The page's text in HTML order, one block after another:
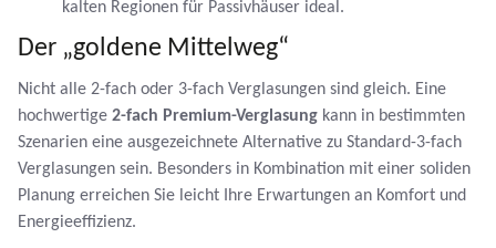
kalten Regionen für Passivhäuser ideal.
Der „goldene Mittelweg“
Nicht alle 2-fach oder 3-fach Verglasungen sind gleich. Eine
hochwertige 2-fach Premium-Verglasung kann in bestimmten
Szenarien eine ausgezeichnete Alternative zu Standard-3-fach
Verglasungen sein. Besonders in Kombination mit einer soliden
Planung erreichen Sie leicht Ihre Erwartungen an Komfort und
Energieeffizienz.